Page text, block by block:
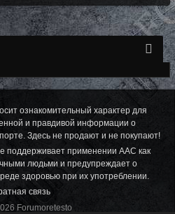
ознакомительный характер для
и правдивой информации о
Здесь не продают и не покупают!
поддерживает применении ААС как
людьми и предупреждает о
здоровью при их употреблении.
связь
Forumoretesto